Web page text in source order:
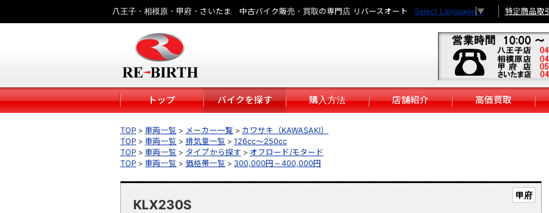
八王子・相模原・甲府・さいたま 中古バイク販売・買取の専門店 リバースオート Select Language ▼ 特定商品取引
トップ バイクを探す 購入方法 店舗紹介 高価買取
TOP 車両一覧 メーカー一覧
カワサキ（KAWASAKI）
TOP
車両一覧 排気量一覧
126cc～250cc
TOP
車両一覧 タイプから探す
オフロード/モタード
TOP
車両一覧 価格帯一覧 300,000円～400,000円
甲府
KLX230S